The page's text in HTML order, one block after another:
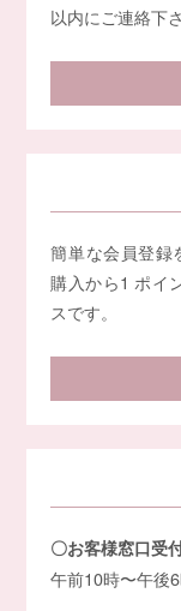
以内にご連絡下さ
簡単な会員登録
購入から1 ポイ
スです。
〇お客様窓口受
午前10時〜午後